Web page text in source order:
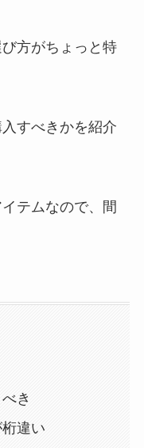
方がちょっと特
すべきかを紹介
テムなので、間
き
違い